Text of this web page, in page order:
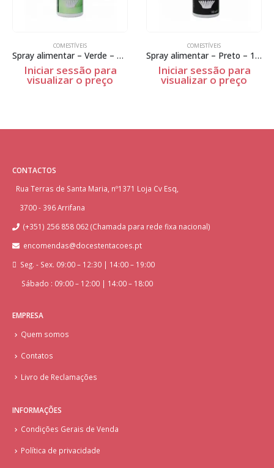
COMESTÍVEIS
Spray alimentar – Verde – 100ml
Iniciar sessão para
visualizar o preço
COMESTÍVEIS
Spray alimentar – Preto – 100ml
Iniciar sessão para
visualizar o preço
CONTACTOS
Rua Terras de Santa Maria, nº1371 Loja Cv Esq,
3700 - 396 Arrifana
(+351) 256 858 062 (Chamada para rede fixa nacional)
encomendas@docestentacoes.pt
Seg. - Sex. 09:00 – 12:30 | 14:00 – 19:00
Sábado : 09:00 – 12:00 | 14:00 – 18:00
EMPRESA
Quem somos
Contatos
Livro de Reclamações
INFORMAÇÕES
Condições Gerais de Venda
Política de privacidade